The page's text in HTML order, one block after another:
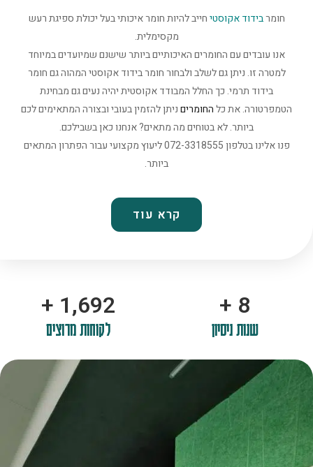
חומרבידוד אקוסטיחייב להיות חומר איכותי בעל יכולת ספיגת רעש
מקסימלית.
אנו עובדים עם החומרים האיכותיים ביותר שישנם שמיועדים במיוחד
למטרה זו. ניתן גם לשלב ולבחור חומר בידוד אקוסטי המהוה גם חומר
בידוד תרמי. כך החלל המבודד אקוסטית יהיה נעים גם מבחינת
הטמפרטורה. את כלהחומריםניתן להזמין בעובי ובצורה המתאימים לכם
ביותר. לא בטוחים מה מתאים? אנחנו כאן בשבילכם.
פנו אלינו בטלפון 072-3318555 ליעוץ מקצועי עבור הפתרון המתאים
ביותר.
קרא עוד
10
+
שנות ניסיון
2,100
+
לקוחות מרוצים